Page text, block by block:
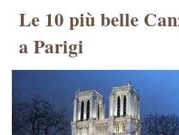
Le 10 più belle
a Parigi